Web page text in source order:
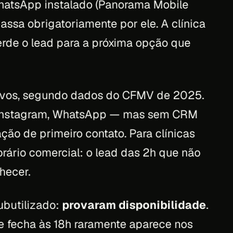
instalado (Panorama Mobile
obrigatoriamente por ele. A clínica
o lead para a próxima opção que
segundo dados do CFMV de 2025.
WhatsApp — mas sem CRM
de primeiro contato. Para clínicas
comercial: o lead das 2h que não
provaram disponibilidade.
às 18h raramente aparece nos